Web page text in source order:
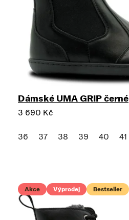
Dámské UMA GRIP černé
3 690 Kč
36 37 38 39 40 41
Akce Výprodej Bestseller